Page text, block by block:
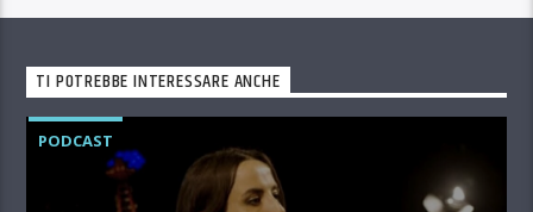
TI POTREBBE INTERESSARE ANCHE
PODCAST